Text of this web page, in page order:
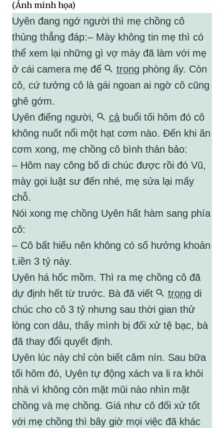
(Ảnh minh họa)
Uyên đang ngớ người thì mẹ chồng cô
thủng thẳng đáp:– Mày không tin mẹ thì có
thể xem lại những gì vợ mày đã làm với mẹ
ở cái camera mẹ để
trong phòng ấy. Còn
cô, cứ tưởng cô là gái ngoan ai ngờ cô cũng
ghê gớm.
Uyên điếng người,
cả buổi tối hôm đó cô
không nuốt nổi một hạt cơm nào. Đến khi ăn
cơm xong, mẹ chồng cô bình thản bảo:
– Hôm nay công bố di chúc được rồi đó Vũ,
mày gọi luật sư đến nhé, mẹ sửa lại mấy
chỗ.
Nói xong mẹ chồng Uyên hất hàm sang phía
cô:
– Cô bất hiếu nên không có số hưởng khoản
t.iền 3 tỷ này.
Uyên há hốc mồm. Thì ra mẹ chồng cô đã
dự định hết từ trước. Bà đã viết
trong di
chúc cho cô 3 tỷ nhưng sau thời gian thử
lòng con dâu, thấy mình bị đối xử tệ bạc, bà
đã thay đổi quyết định.
Uyên lúc này chỉ còn biết câm nín. Sau bữa
tối hôm đó, Uyên tự động xách va li ra khỏi
nhà vì không còn mặt mũi nào nhìn mặt
chồng và mẹ chồng. Giá như cô đối xử tốt
với mẹ chồng thì bây giờ mọi việc đã khác